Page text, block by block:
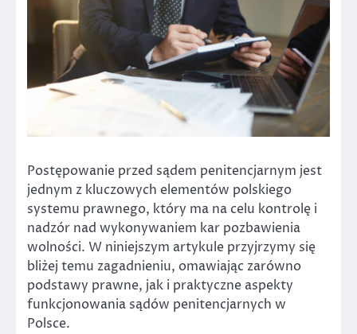
Postępowanie przed sądem penitencjarnym jest
jednym z kluczowych elementów polskiego
systemu prawnego, który ma na celu kontrolę i
nadzór nad wykonywaniem kar pozbawienia
wolności. W niniejszym artykule przyjrzymy się
bliżej temu zagadnieniu, omawiając zarówno
podstawy prawne, jak i praktyczne aspekty
funkcjonowania sądów penitencjarnych w
Polsce.